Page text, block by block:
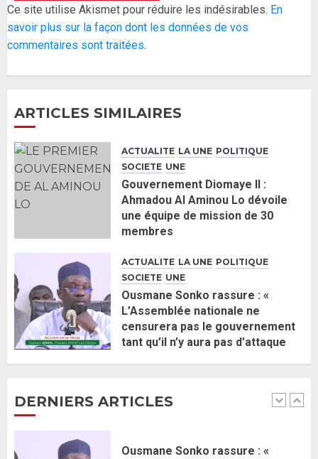
Ce site utilise Akismet pour réduire les indésirables. En
savoir plus sur la façon dont les données de vos
commentaires sont traitées.
ARTICLES SIMILAIRES
ACTUALITE LA UNE POLITIQUE
SOCIETE UNE
Gouvernement Diomaye II :
Ahmadou Al Aminou Lo dévoile
une équipe de mission de 30
membres
ACTUALITE LA UNE POLITIQUE
SOCIETE UNE
Ousmane Sonko rassure : «
L’Assemblée nationale ne
censurera pas le gouvernement
tant qu’il n’y aura pas d’attaque
DERNIERS ARTICLES
4
Réintégration de Sonko à
l’Assemblée nationale : Adji
Mergane Kanouté défend la
5
J’espère me tromper »
26 MAI 2026
1
Gouvernement Diomaye II :
une équipe de mission de 30
membres
2 JUIN 2026 0
2
Ousmane Sonko rassure : «
politique contre Pastef »
Formation du nouveau